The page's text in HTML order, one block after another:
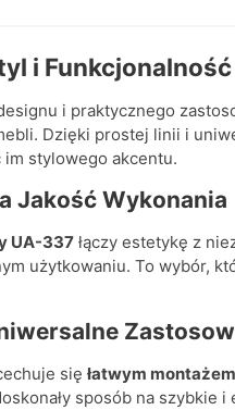
i Funkcjonalność
i praktycznego
Dzięki prostej linii i
stylowego akcentu.
Jakość Wykonania
UA-337 łączy estetykę z
użytkowaniu. To wybór,
się łatwym montażem
sposób na szybkie i